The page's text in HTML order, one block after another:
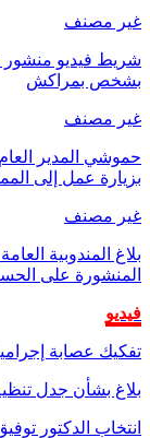
غير مصنف
شريط فيديو منشور
بشخص بمراكش
غير مصنف
حموشي المدير
بزيارة عمل إلى
غير مصنف
بلاغ المندوبية
المنشورة على
فيديو
تفكيك عصابة
بلاغ بشأن جدل
انتخاب الدكتور